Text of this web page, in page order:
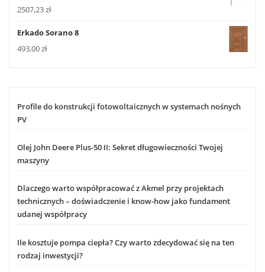
2507,23zł
Erkado Sorano 8
493,00zł
Profile do konstrukcji fotowoltaicznych w systemach nośnych
PV
Olej John Deere Plus-50 II: Sekret długowieczności Twojej
maszyny
Dlaczego warto współpracować z Akmel przy projektach
technicznych – doświadczenie i know-how jako fundament
udanej współpracy
Ile kosztuje pompa ciepła? Czy warto zdecydować się na ten
rodzaj inwestycji?